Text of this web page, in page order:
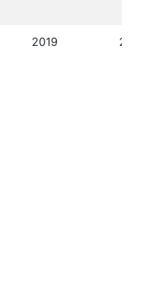
2019 25/